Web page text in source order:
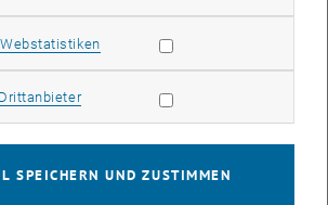
für eine nachhaltige Zukunft
wie Dissertationen, Diplom- oder
werden, ebenso wie Studien oder
Statistik Cookies zulassen
Marketing Cookies zulassen
SPEICHERN UND ZUSTIMMEN